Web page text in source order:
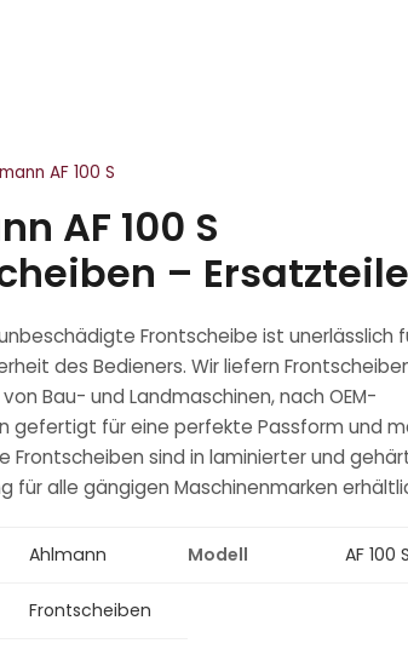
AF 100 S
AF 100 S
– Ersatzteile
Frontscheibe ist unerlässlich
des Bedieners. Wir liefern
Bau- und Landmaschinen, nach OEM-
gefertigt für eine perfekte Passform und
Frontscheiben sind in laminierter und
für alle gängigen Maschinenmarken
Ahlmann Modell AF 100 S
Frontscheiben